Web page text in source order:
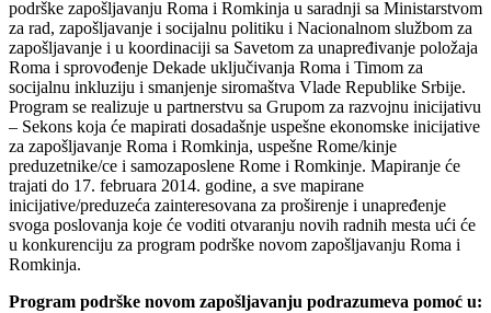
podrške zapošljavanju Roma i Romkinja u saradnji sa Ministarstvom
za rad, zapošljavanje i socijalnu politiku i Nacionalnom službom za
zapošljavanje i u koordinaciji sa Savetom za unapređivanje položaja
Roma i sprovođenje Dekade uključivanja Roma i Timom za
socijalnu inkluziju i smanjenje siromaštva Vlade Republike Srbije.
Program se realizuje u partnerstvu sa Grupom za razvojnu inicijativu
– Sekons koja će mapirati dosadašnje uspešne ekonomske inicijative
za zapošljavanje Roma i Romkinja, uspešne Rome/kinje
preduzetnike/ce i samozaposlene Rome i Romkinje. Mapiranje će
trajati do 17. februara 2014. godine, a sve mapirane
inicijative/preduzeća zainteresovana za proširenje i unapređenje
svoga poslovanja koje će voditi otvaranju novih radnih mesta ući će
u konkurenciju za program podrške novom zapošljavanju Roma i
Romkinja.
Program podrške novom zapošljavanju podrazumeva pomoć u: